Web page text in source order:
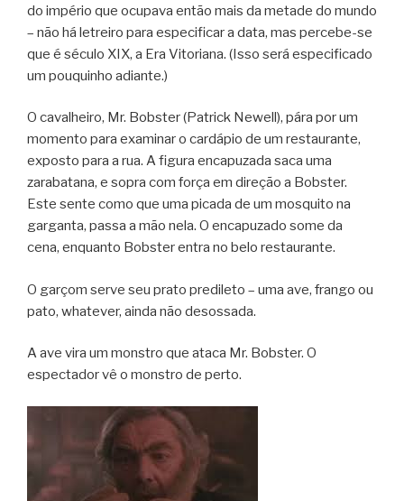
do império que ocupava então mais da metade do mundo
– não há letreiro para especificar a data, mas percebe-se
que é século XIX, a Era Vitoriana. (Isso será especificado
um pouquinho adiante.)
O cavalheiro, Mr. Bobster (Patrick Newell), pára por um
momento para examinar o cardápio de um restaurante,
exposto para a rua. A figura encapuzada saca uma
zarabatana, e sopra com força em direção a Bobster.
Este sente como que uma picada de um mosquito na
garganta, passa a mão nela. O encapuzado some da
cena, enquanto Bobster entra no belo restaurante.
O garçom serve seu prato predileto – uma ave, frango ou
pato, whatever, ainda não desossada.
A ave vira um monstro que ataca Mr. Bobster. O
espectador vê o monstro de perto.